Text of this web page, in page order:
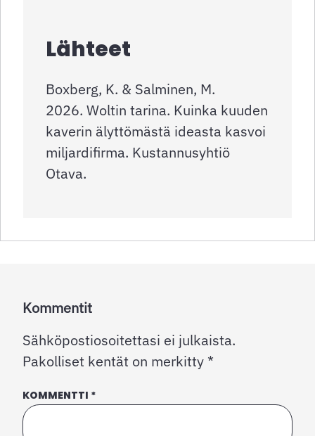
Lähteet
Boxberg, K. & Salminen, M.
2026. Woltin tarina. Kuinka kuuden
kaverin älyttömästä ideasta kasvoi
miljardifirma. Kustannusyhtiö
Otava.
Kommentit
Sähköpostiosoitettasi ei julkaista.
Pakolliset kentät on merkitty *
KOMMENTTI *